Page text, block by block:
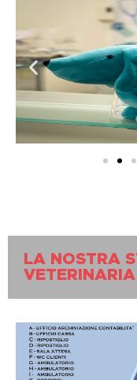
LA NOSTRA
VETERINARIA